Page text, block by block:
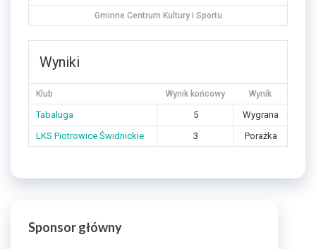
Gminne Centrum Kultury i Sportu
Wyniki
Klub Wynik końcowy Wynik
Tabaluga 5
Wygrana
LKS Piotrowice Świdnickie
3 Porażka
Sponsor główny